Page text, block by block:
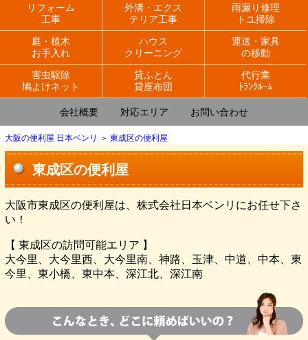
リフォーム
工事
外溝・エクス
テリア工事
雨漏り修理
トユ掃除
庭・植木
お手入れ
ハウス
クリーニング
運送・家具
の移動
害虫駆除
鳩よけネット
貸ふとん
貸座布団
代行業
ﾄﾗﾝｸﾙｰﾑ
会社概要 対応エリア お問い合わせ
大阪の便利屋 日本ベンリ ＞ 東成区の便利屋
東成区の便利屋
大阪市東成区の便利屋は、株式会社日本ベンリにお任せ下さ
い！
【 東成区の訪問可能エリア 】
大今里、大今里西、大今里南、神路、玉津、中道、中本、東
今里、東小橋、東中本、深江北、深江南